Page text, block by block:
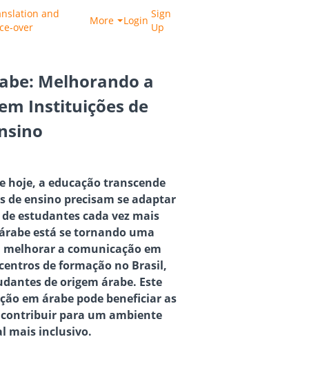
and
over
More Login
Sign
Up
Melhorando a
Instituições de
hoje, a educação transcende
ensino precisam se adaptar
estudantes cada vez mais
está se tornando uma
a comunicação em
de formação no Brasil,
de origem árabe. Este
em árabe pode beneficiar as
para um ambiente
mais inclusivo.